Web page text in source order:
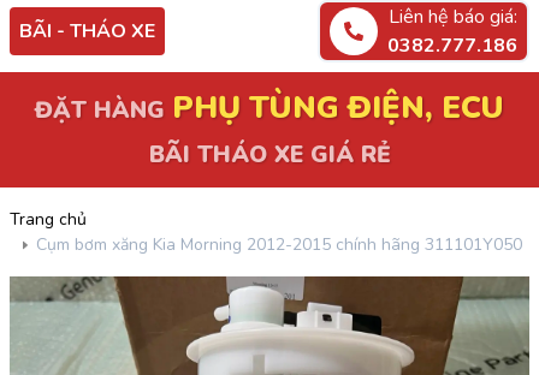
BÃI - THÁO XE
Liên hệ báo giá:
0382.777.186
ĐẶT HÀNGPHỤ TÙNG ĐIỆN, ECU
BÃI THÁO XE GIÁ RẺ
Trang chủ
Cụm bơm xăng Kia Morning 2012-2015 chính hãng 311101Y050